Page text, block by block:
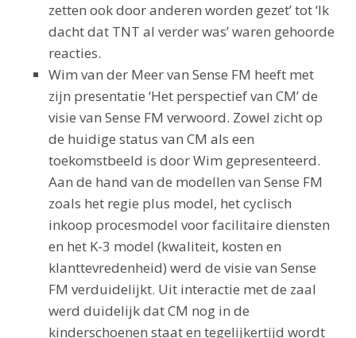
zetten ook door anderen worden gezet’ tot ‘Ik
dacht dat TNT al verder was’ waren gehoorde
reacties.
Wim van der Meer van Sense FM heeft met
zijn presentatie ‘Het perspectief van CM’ de
visie van Sense FM verwoord. Zowel zicht op
de huidige status van CM als een
toekomstbeeld is door Wim gepresenteerd.
Aan de hand van de modellen van Sense FM
zoals het regie plus model, het cyclisch
inkoop procesmodel voor facilitaire diensten
en het K-3 model (kwaliteit, kosten en
klanttevredenheid) werd de visie van Sense
FM verduidelijkt. Uit interactie met de zaal
werd duidelijk dat CM nog in de
kinderschoenen staat en tegelijkertijd wordt